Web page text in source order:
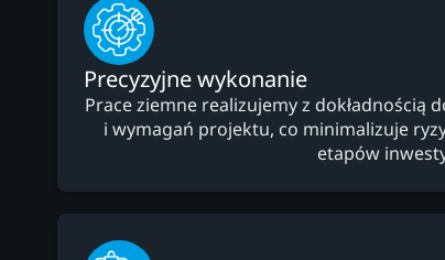
Precyzyjne wykonanie
Prace ziemne realizujemy z dokładnością
i wymagań projektu, co minimalizuje
etapów